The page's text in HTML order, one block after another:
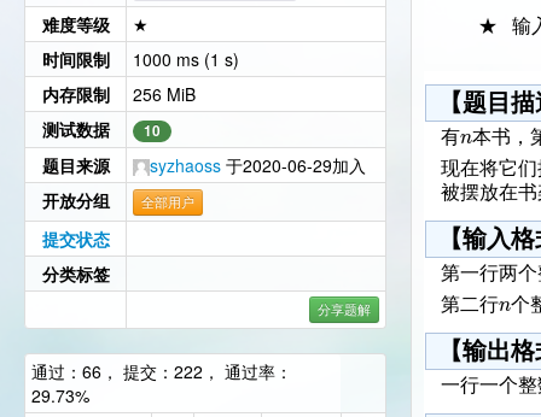
难度等级
★
时间限制
1000 ms (1 s)
内存限制
256 MiB
测试数据
10
题目来源 syzhaoss 于2020-06-29加入
开放分组
全部用户
提交状态
分类标签
分享题解
通过：66， 提交：222， 通过率：
29.73%
★ 输
【题目
有n本书，
现在将它
被摆放在
【输入
第一行两
第二行n个
【输出
一行一个